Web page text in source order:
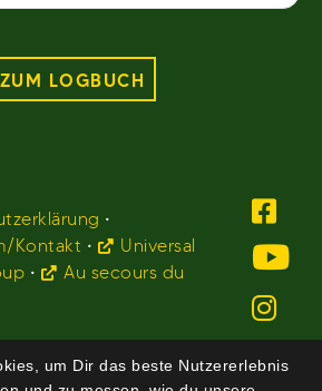
ZUM LOGBUCH
•
Kontakt •
Universal
•
Au secours du
um Dir das beste Nutzererlebnis